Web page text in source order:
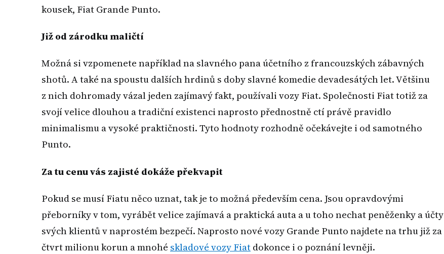
kousek, Fiat Grande Punto.
Již od zárodku maličtí
Možná si vzpomenete například na slavného pana účetního z francouzských zábavných
shotů. A také na spoustu dalších hrdinů s doby slavné komedie devadesátých let. Většinu
z nich dohromady vázal jeden zajímavý fakt, používali vozy Fiat. Společnosti Fiat totiž za
svojí velice dlouhou a tradiční existenci naprosto přednostně ctí právě pravidlo
minimalismu a vysoké praktičnosti. Tyto hodnoty rozhodně očekávejte i od samotného
Punto.
Za tu cenu vás zajisté dokáže překvapit
Pokud se musí Fiatu něco uznat, tak je to možná především cena. Jsou opravdovými
přeborníky v tom, vyrábět velice zajímavá a praktická auta a u toho nechat peněženky a účty
svých klientů v naprostém bezpečí. Naprosto nové vozy Grande Punto najdete na trhu již za
čtvrt milionu korun a mnohé skladové vozy Fiat dokonce i o poznání levněji.